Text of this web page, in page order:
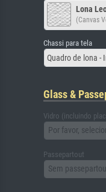
Lona
(Canvas
Chassi para tela
Quadro de lona -
Glass &
Vidro (incluindo
Por favor,
Passepartout
Sem